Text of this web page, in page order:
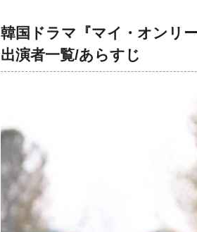
韓国ドラマ『マイ・オンリ
出演者一覧/あらすじ